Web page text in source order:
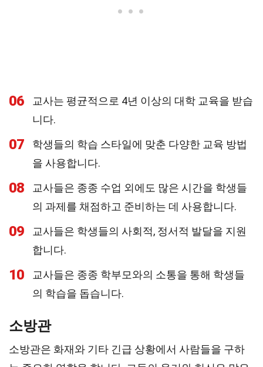
06
교사는 평균적으로 4년 이상의 대학 교육을 받습
니다.
07
학생들의 학습 스타일에 맞춘 다양한 교육 방법
을 사용합니다.
08
교사들은 종종 수업 외에도 많은 시간을 학생들
의 과제를 채점하고 준비하는 데 사용합니다.
09
교사들은 학생들의 사회적, 정서적 발달을 지원
합니다.
10
교사들은 종종 학부모와의 소통을 통해 학생들
의 학습을 돕습니다.
소방관
소방관은 화재와 기타 긴급 상황에서 사람들을 구하